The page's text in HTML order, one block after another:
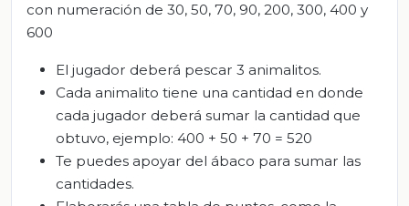
con numeración de 30, 50, 70, 90, 200, 300, 400 y
600
El jugador deberá pescar 3 animalitos.
Cada animalito tiene una cantidad en donde
cada jugador deberá sumar la cantidad que
obtuvo, ejemplo: 400 + 50 + 70 = 520
Te puedes apoyar del ábaco para sumar las
cantidades.